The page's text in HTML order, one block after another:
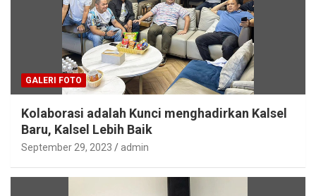
GALERI FOTO
Kolaborasi adalah Kunci menghadirkan Kalsel
Baru, Kalsel Lebih Baik
September 29, 2023 admin